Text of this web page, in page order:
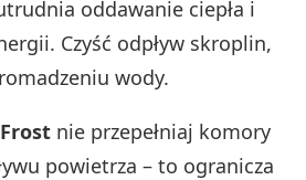
oddawanie ciepła i
Czyść odpływ skroplin,
wody.
nie przepełniaj komory
powietrza – to ogranicza